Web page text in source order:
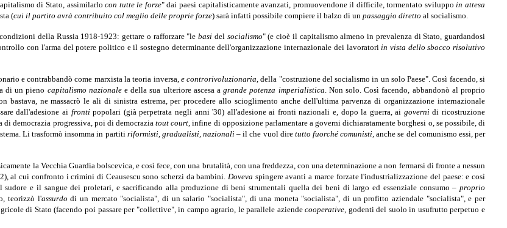
di Stato, assimilarlocon tutte le forze" dai paesi capitalisticamente avanzati, promuovendone il difficile, tormentato sviluppoin attesa
(cui il partito avrà contribuito col meglio delle proprie forze) sarà infatti possibile compiere il balzo di un passaggio diretto al socialismo.
della Russia 1918-1923: gettare o rafforzare "lebasi del socialismo" (e cioè il capitalismo almeno in prevalenza di Stato, guardandosi
con l'arma del potere politico e il sostegno determinante dell'organizzazione internazionale dei lavoratoriin vista dello sbocco risolutivo
e contrabbandò come marxista la teoria inversa, e controrivoluzionaria, della "costruzione del socialismo in un solo Paese". Così facendo, si
di un pieno capitalismo nazionale e della sua ulteriore ascesa agrande potenza imperialistica. Non solo. Così facendo, abbandonò al proprio
ne massacrò le ali di sinistra estrema, per procedere allo scioglimento anche dell'ultima parvenza di organizzazione internazionale
dall'adesione ai frontipopolari (già perpetrata negli anni '30) all'adesione ai fronti nazionali e, dopo la guerra, ai governidi ricostruzione
democrazia progressiva, poi di democraziatout court, infine di opposizione parlamentare a governi dichiaratamente borghesi o, se possibile, di
Li trasformò insomma in partiti riformisti, gradualisti, nazionali –il che vuol dire tutto fuorché comunisti, anche se del comunismo essi, per
la Vecchia Guardia bolscevica, e così fece, con una brutalità, con una freddezza, con una determinazione a non fermarsi di fronte a nessun
al cui confronto i crimini di Ceausescu sono scherzi da bambini.Doveva spingere avanti a marce forzate l'industrializzazione del paese: e così
e il sangue dei proletari, e sacrificando alla produzione di beni strumentali quella dei beni di largo ed essenziale consumo – proprio
teorizzò l'assurdodi un mercato "socialista", di un salario "socialista", di una moneta "socialista", di un profitto aziendale "socialista", e per
di Stato (facendo poi passare per "collettive", in campo agrario, le parallele aziendecooperative, godenti del suolo in usufrutto perpetuo e